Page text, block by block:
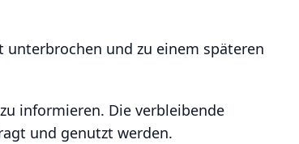
und zu einem späteren
informieren. Die verbleibende
und genutzt werden.